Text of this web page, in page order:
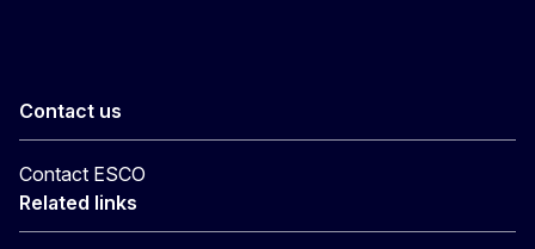
Contact us
Contact ESCO
Related links